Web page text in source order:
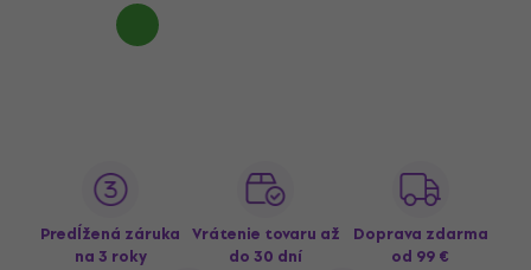
Predĺžená záruka
na 3 roky
Vrátenie tovaru až
do 30 dní
Doprava zdarma
od 99 €